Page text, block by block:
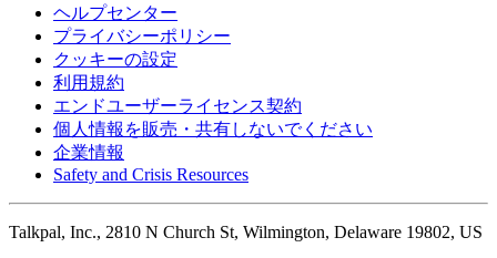
ヘルプセンター
プライバシーポリシー
クッキーの設定
利用規約
エンドユーザーライセンス契約
個人情報を販売・共有しないでください
企業情報
Safety and Crisis Resources
Talkpal, Inc., 2810 N Church St, Wilmington, Delaware 19802, US